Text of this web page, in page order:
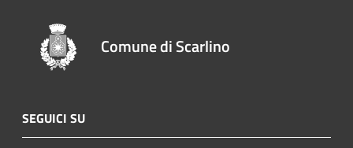
Comune di Scarlino
SEGUICI SU